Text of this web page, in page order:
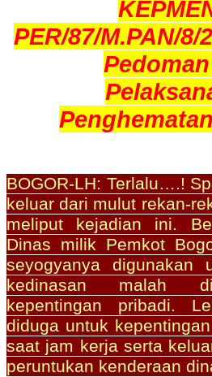
PER/87/M.PAN/
BOGOR-LH: Terlalu….!
keluar dari mulut rekan-
meliput kejadian ini.
Dinas milik Pemkot
seyogyanya digunakan
kedinasan malah
kepentingan pribadi.
diduga untuk
saat jam kerja serta
peruntukan kenderaan